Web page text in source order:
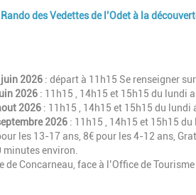
des Vedettes de l’Odet à la
juin 2026 : départ à 11h15 Se renseigner
2026 : 11h15 , 14h15 et 15h15 du lundi
2026 : 11h15 , 14h15 et 15h15 du lundi
2026 : 11h15 , 14h15 et 15h15
les 13-17 ans, 8€ pour les 4-12 ans,
minutes environ.
de Concarneau, face à l’Office de Tourisme